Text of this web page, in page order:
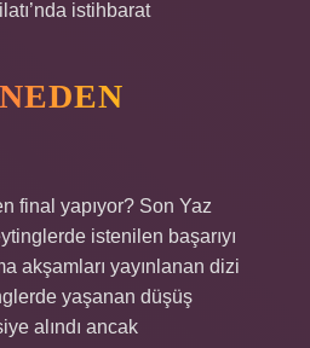
istihbarat
final yapıyor? Son Yaz
istenilen başarıyı
akşamları yayınlanan dizi
yaşanan düşüş
alındı ​​ancak